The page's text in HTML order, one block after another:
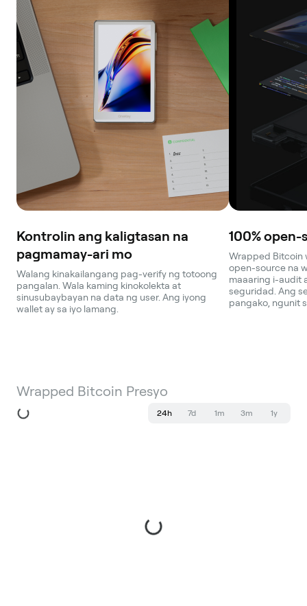
Kontrolin ang kaligtasan na
pagmamay-ari mo
Walang kinakailangang pag-verify ng totoong
pangalan. Wala kaming kinokolekta at
sinusubaybayan na data ng user. Ang iyong
wallet ay sa iyo lamang.
100%
Wrapped Bitcoin
open-source na
maaaring i-audit
seguridad. Ang
pangako, ngunit
Wrapped Bitcoin Presyo
24h 7d 1m 3m 1y